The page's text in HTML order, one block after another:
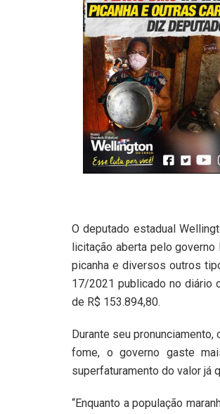
O deputado estadual
licitação aberta pelo
picanha e diversos outros
17/2021 publicado no diário
de R$ 153.894,80.
Durante seu
fome, o governo gaste
superfaturamento do valor já
“Enquanto a população